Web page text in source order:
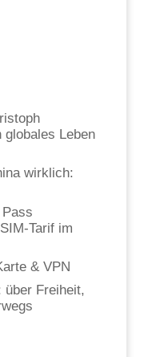
globales Leben
wirklich:
Tarif im
& VPN
über Freiheit,